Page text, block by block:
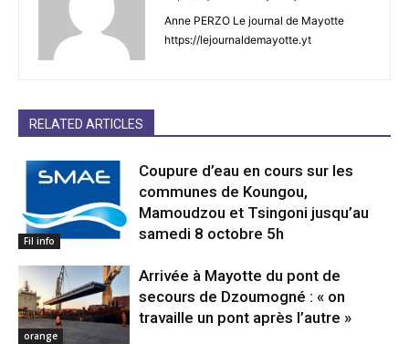
Anne PERZO Le journal de Mayotte
https://lejournaldemayotte.yt
RELATED ARTICLES
Fil info
Coupure d’eau en cours sur les
communes de Koungou,
Mamoudzou et Tsingoni jusqu’au
samedi 8 octobre 5h
orange
Arrivée à Mayotte du pont de
secours de Dzoumogné : « on
travaille un pont après l’autre »